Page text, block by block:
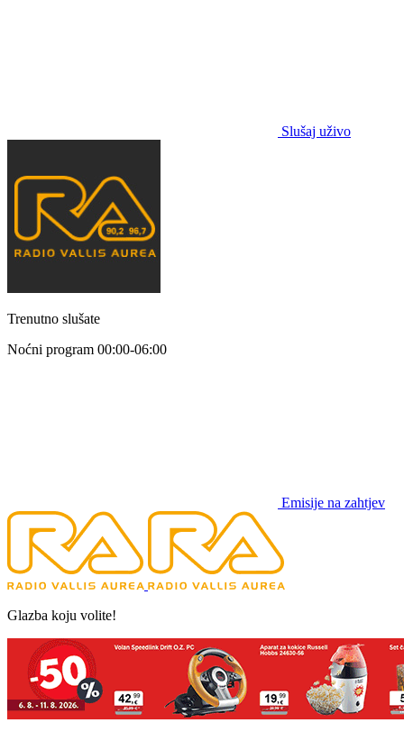
Slušaj uživo
Trenutno slušate
Noćni program 00:00-06:00
Emisije na zahtjev
Glazba koju volite!